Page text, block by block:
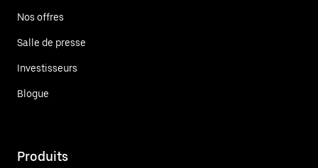
Nos offres
Salle de presse
Investisseurs
Blogue
Produits